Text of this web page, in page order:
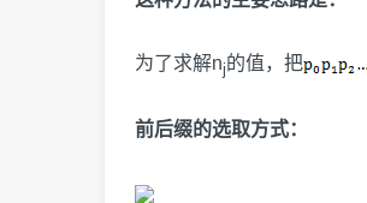
为了求解nj的值，把
前后缀的选取方式：